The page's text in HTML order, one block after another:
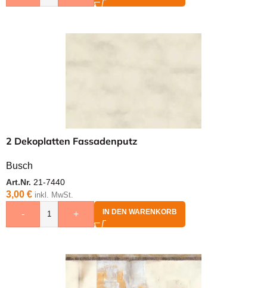
2 Dekoplatten Fassadenputz
Busch
Art.Nr. 21-7440
3,00 € inkl. MwSt.
- + IN DEN WARENKORB